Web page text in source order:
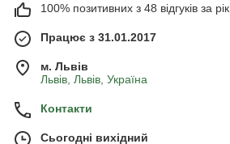
100% позитивних з 48 відгуків за рік
Працює з 31.01.2017
м. Львів
Львів, Львів, Україна
Контакти
Сьогодні вихідний